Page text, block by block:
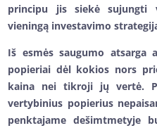
principu jis siekė sujungti
vieningą investavimo
Iš esmės saugumo atsarga
popieriai dėl kokios nors
kaina nei tikroji jų vertė.
vertybinius popierius
penktajame dešimtmetyje